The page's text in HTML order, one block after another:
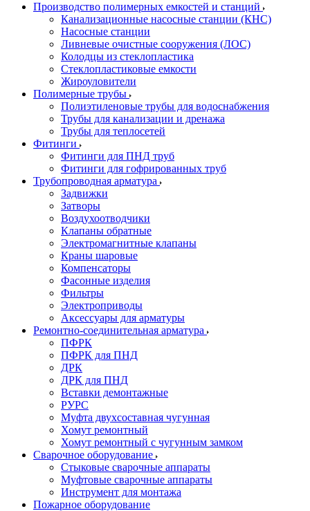
Производство полимерных емкостей и станций
Канализационные насосные станции (КНС)
Насосные станции
Ливневые очистные сооружения (ЛОС)
Колодцы из стеклопластика
Стеклопластиковые емкости
Жироуловители
Полимерные трубы
Полиэтиленовые трубы для водоснабжения
Трубы для канализации и дренажа
Трубы для теплосетей
Фитинги
Фитинги для ПНД труб
Фитинги для гофрированных труб
Трубопроводная арматура
Задвижки
Затворы
Воздухоотводчики
Клапаны обратные
Электромагнитные клапаны
Краны шаровые
Компенсаторы
Фасонные изделия
Фильтры
Электроприводы
Аксессуары для арматуры
Ремонтно-соединительная арматура
ПФРК
ПФРК для ПНД
ДРК
ДРК для ПНД
Вставки демонтажные
РУРС
Муфта двухсоставная чугунная
Хомут ремонтный
Хомут ремонтный с чугунным замком
Сварочное оборудование
Стыковые сварочные аппараты
Муфтовые сварочные аппараты
Инструмент для монтажа
Пожарное оборудование